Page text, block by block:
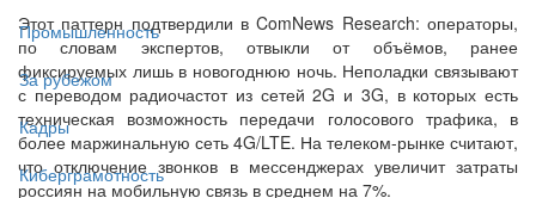
Промышленность
За рубежом
Кадры
Киберграмотность
Этот паттерн подтвердили в ComNews Research: операторы,
по словам экспертов, отвыкли от объёмов, ранее
фиксируемых лишь в новогоднюю ночь. Неполадки связывают
с переводом радиочастот из сетей 2G и 3G, в которых есть
техническая возможность передачи голосового трафика, в
более маржинальную сеть 4G/LTE. На телеком-рынке считают,
что отключение звонков в мессенджерах увеличит затраты
россиян на мобильную связь в среднем на 7%.